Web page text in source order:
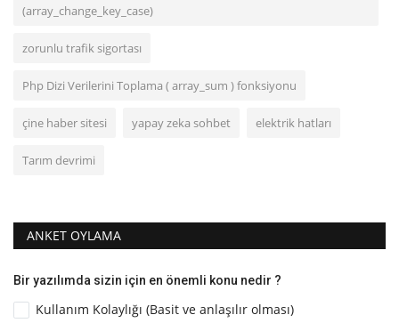
(array_change_key_case)
zorunlu trafik sigortası
Php Dizi Verilerini Toplama ( array_sum ) fonksiyonu
çine haber sitesi yapay zeka sohbet elektrik hatları
Tarım devrimi
ANKET OYLAMA
Bir yazılımda sizin için en önemli konu nedir ?
Kullanım Kolaylığı (Basit ve anlaşılır olması)